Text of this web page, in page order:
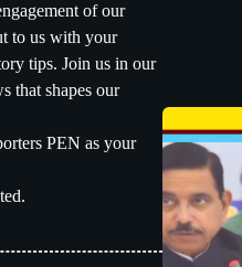
of our
to us with your
tips. Join us in our
that shapes our
PEN as your